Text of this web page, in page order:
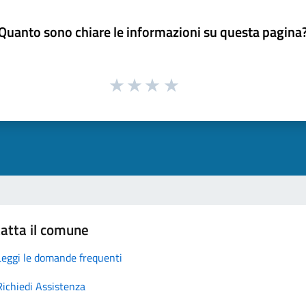
sono chiare le informazioni su questa
il comune
le domande frequenti
Assistenza